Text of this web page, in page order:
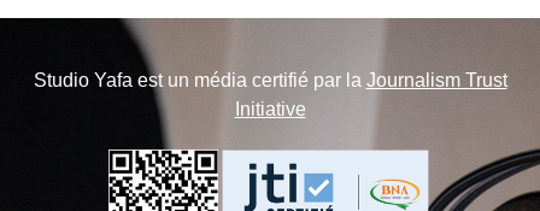
Studio Yafa est un média certifié par la Journalism Trust
Initiative